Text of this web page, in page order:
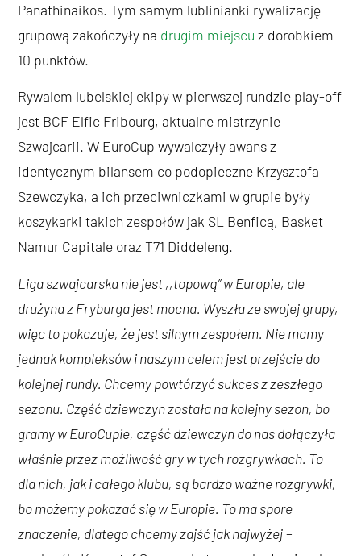
Panathinaikos. Tym samym lublinianki rywalizację
grupową zakończyły na drugim miejscu z dorobkiem
10 punktów.
Rywalem lubelskiej ekipy w pierwszej rundzie play-off
jest BCF Elfic Fribourg, aktualne mistrzynie
Szwajcarii. W EuroCup wywalczyły awans z
identycznym bilansem co podopieczne Krzysztofa
Szewczyka, a ich przeciwniczkami w grupie były
koszykarki takich zespołów jak SL Benficą, Basket
Namur Capitale oraz T71 Diddeleng.
Liga szwajcarska nie jest ,,topową” w Europie, ale
drużyna z Fryburga jest mocna. Wyszła ze swojej grupy,
więc to pokazuje, że jest silnym zespołem. Nie mamy
jednak kompleksów i naszym celem jest przejście do
kolejnej rundy. Chcemy powtórzyć sukces z zeszłego
sezonu. Część dziewczyn została na kolejny sezon, bo
gramy w EuroCupie, część dziewczyn do nas dołączyła
właśnie przez możliwość gry w tych rozgrywkach. To
dla nich, jak i całego klubu, są bardzo ważne rozgrywki,
bo możemy pokazać się w Europie. To ma spore
znaczenie, dlatego chcemy zajść jak najwyżej–